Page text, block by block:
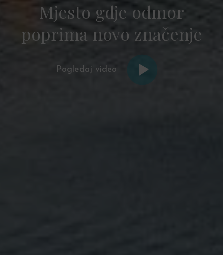
Mjesto gdje odmor
poprima novo značenje
Pogledaj video